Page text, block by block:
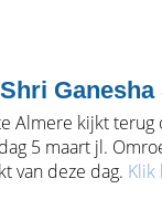
Almere kijkt terug
5 maart jl.
van deze dag. Klik